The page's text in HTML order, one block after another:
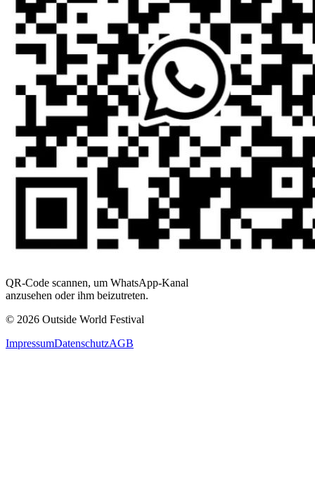
QR-Code scannen, um WhatsApp-Kanal
anzusehen oder ihm beizutreten.
© 2026 Outside World Festival
ImpressumDatenschutzAGB